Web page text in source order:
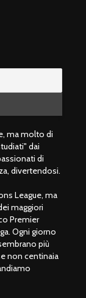
ma molto di
dai
di
divertendosi.
League, ma
maggiori
Premier
Ogni giorno
più
non centinaia